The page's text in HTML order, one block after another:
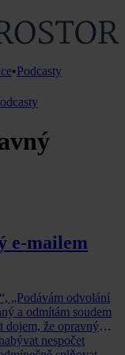
•Podcasty
e-mailem
„Podávám odvolání
a odmítám soudem
dojem, že opravný
nespočet